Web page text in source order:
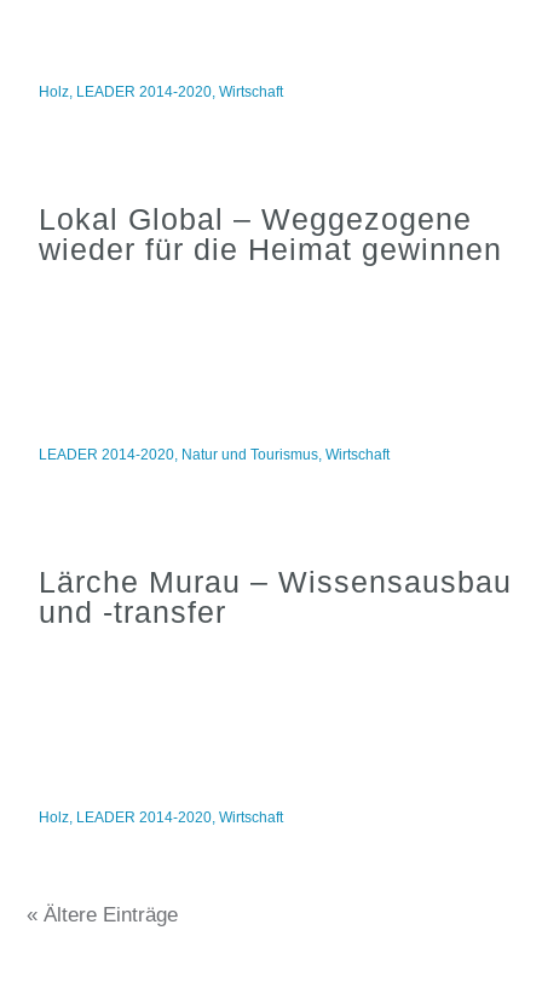
Holz, LEADER 2014-2020,Wirtschaft
Lokal Global – Weggezogene
wieder für die Heimat gewinnen
LEADER 2014-2020, Natur und Tourismus,Wirtschaft
Lärche Murau – Wissensausbau
und -transfer
Holz, LEADER 2014-2020,Wirtschaft
« Ältere Einträge